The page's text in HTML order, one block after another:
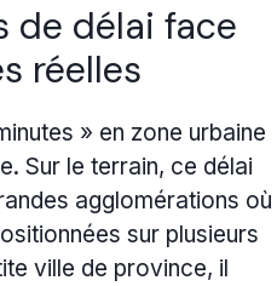
de délai face
réelles
» en zone urbaine
Sur le terrain, ce délai
agglomérations où
sur plusieurs
ville de province, il